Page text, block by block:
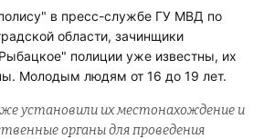
в пресс-службе ГУ МВД по
области, зачинщики
полиции уже известны, их
Молодым людям от 16 до 19 лет.
установили их местонахождение и
органы для проведения